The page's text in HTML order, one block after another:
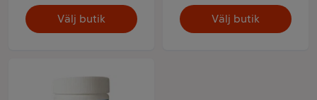
Välj butik Välj butik